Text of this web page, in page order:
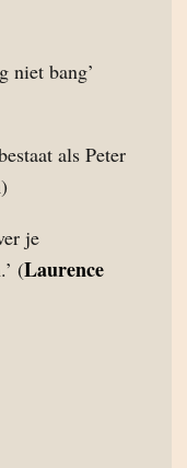
niet bang’
als Peter
)
je
(Laurence